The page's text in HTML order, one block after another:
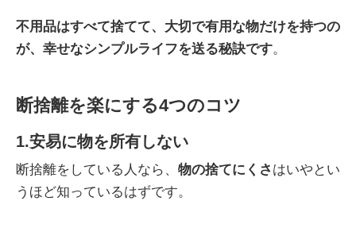
不用品はすべて捨てて、大切で有用な物だけを持つの
が、幸せなシンプルライフを送る秘訣です。
断捨離を楽にする4つのコツ
1.安易に物を所有しない
断捨離をしている人なら、 物の捨てにくさ はいやとい
うほど知っているはずです。